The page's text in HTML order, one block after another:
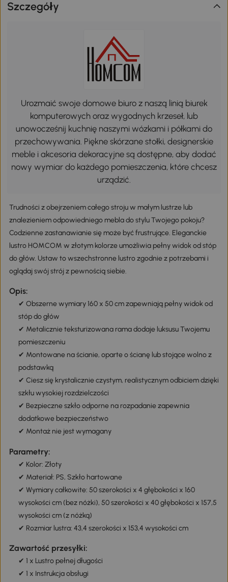
Szczegóły
Urozmaić swoje domowe biuro z naszą linią biurek
komputerowych oraz wygodnych krzeseł, lub
unowocześnij kuchnię naszymi wózkami i półkami do
przechowywania. Piękne skórzane stołki, designerskie
meble i akcesoria dekoracyjne są dostępne, aby dodać
nowy wymiar do każdego pomieszczenia, które chcesz
urządzić.
Trudności z obejrzeniem całego stroju w małym lustrze lub
znalezieniem odpowiedniego mebla do stylu Twojego pokoju?
Codzienne zastanawianie się może być frustrujące. Eleganckie
lustro HOMCOM w złotym kolorze umożliwia pełny widok od stóp
do głów. Ustaw to wszechstronne lustro zgodnie z potrzebami i
oglądaj swój strój z pewnością siebie.
Opis:
✔ Obszerne wymiary 160 x 50 cm zapewniają pełny widok od
stóp do głów
✔ Metalicznie teksturizowana rama dodaje luksusu Twojemu
pomieszczeniu
✔ Montowane na ścianie, oparte o ścianę lub stojące wolno z
podstawką
✔ Ciesz się krystalicznie czystym, realistycznym odbiciem dzięki
szkłu wysokiej rozdzielczości
✔ Bezpieczne szkło odporne na rozpadanie zapewnia
dodatkowe bezpieczeństwo
✔ Montaż nie jest wymagany
Parametry:
✔ Kolor: Złoty
✔ Materiał: PS, Szkło hartowane
✔ Wymiary całkowite: 50 szerokości x 4 głębokości x 160
wysokości cm (bez nóżki), 50 szerokości x 40 głębokości x 157,5
wysokości cm (z nóżką)
✔ Rozmiar lustra: 43,4 szerokości x 153,4 wysokości cm
Zawartość przesyłki:
✔ 1 x Lustro pełnej długości
✔ 1 x Instrukcja obsługi